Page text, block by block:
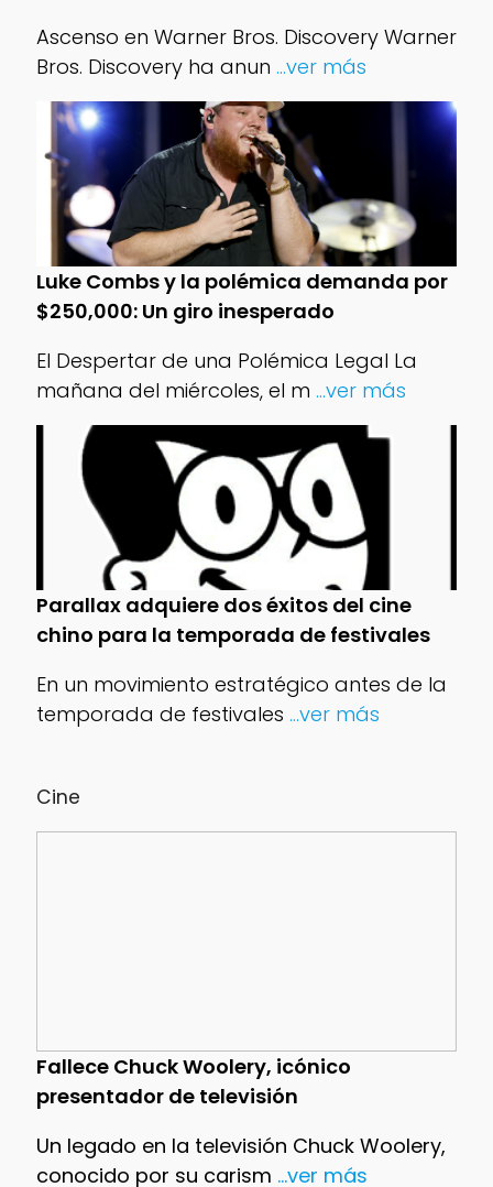
Cine
Fallece Chuck Woolery, icónico
presentador de televisión
Un legado en la televisión Chuck Woolery,
conocido por su carism ...ver más
Ascenso en Warner Bros. Discovery Warner
Bros. Discovery ha anun ...ver más
Luke Combs y la polémica demanda por
$250,000: Un giro inesperado
El Despertar de una Polémica Legal La
mañana del miércoles, el m ...ver más
Parallax adquiere dos éxitos del cine
chino para la temporada de festivales
En un movimiento estratégico antes de la
temporada de festivales ...ver más